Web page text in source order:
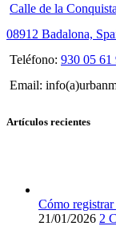
Calle de la
08912 Badalona,
Teléfono: 930 05 61
Email:
Artículos recientes
Cómo
21/01/2026 2